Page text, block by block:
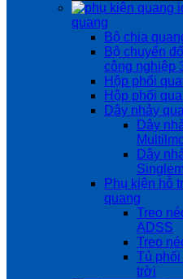
quang
Bộ chia
Bộ chuyển
công nghiệp
Hộp phối
Hộp phối
Dây nhảy
Dây
Dây
Phụ kiện hỗ
quang
Treo
ADSS
Treo
Tủ
trời